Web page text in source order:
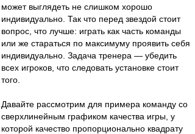
может выглядеть не слишком хорошо
индивидуально. Так что перед звездой стоит
вопрос, что лучше: играть как часть команды
или же стараться по максимуму проявить себя
индивидуально. Задача тренера — убедить
всех игроков, что следовать установке стоит
того.
Давайте рассмотрим для примера команду со
сверхлинейным графиком качества игры, у
которой качество пропорционально квадрату